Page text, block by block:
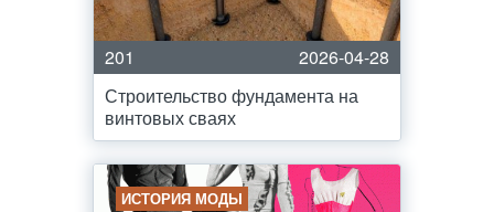
201
2026-04-28
Строительство фундамента на
винтовых сваях
ИСТОРИЯ МОДЫ